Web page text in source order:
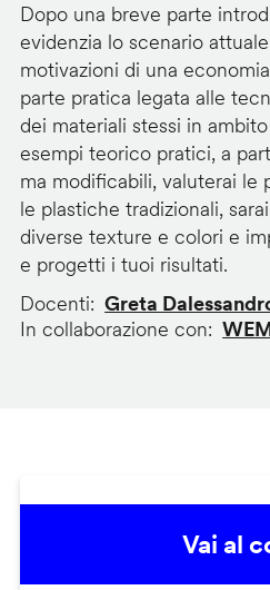
Dopo una breve parte
evidenzia lo scenario
motivazioni di una
parte pratica legata alle
dei materiali stessi in
esempi teorico pratici, a
ma modificabili, valuterai le
le plastiche tradizionali,
diverse texture e colori e
e progetti i tuoi risultati.
Docenti
Greta
In collaborazione con
Vai al